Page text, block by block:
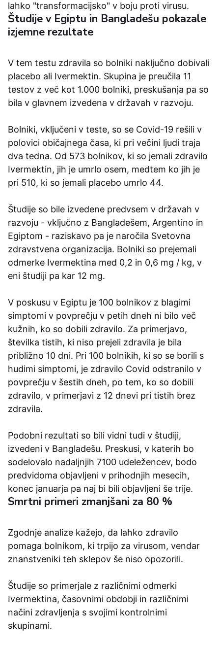
lahko "transformacijsko" v boju proti virusu.
Študije v Egiptu in Bangladešu pokazale
izjemne rezultate
V tem testu zdravila so bolniki naključno dobivali
placebo ali Ivermektin. Skupina je preučila 11
testov z več kot 1.000 bolniki, preskušanja pa so
bila v glavnem izvedena v državah v razvoju.
Bolniki, vključeni v teste, so se Covid-19 rešili v
polovici običajnega časa, ki pri večini ljudi traja
dva tedna. Od 573 bolnikov, ki so jemali zdravilo
Ivermektin, jih je umrlo osem, medtem ko jih je
pri 510, ki so jemali placebo umrlo 44.
Študije so bile izvedene predvsem v državah v
razvoju - vključno z Bangladešem, Argentino in
Egiptom - raziskavo pa je naročila Svetovna
zdravstvena organizacija. Bolniki so prejemali
odmerke Ivermektina med 0,2 in 0,6 mg / kg, v
eni študiji pa kar 12 mg.
V poskusu v Egiptu je 100 bolnikov z blagimi
simptomi v povprečju v petih dneh ni bilo več
kužnih, ko so dobili zdravilo. Za primerjavo,
številka tistih, ki niso prejeli zdravila je bila
približno 10 dni. Pri 100 bolnikih, ki so se borili s
hudimi simptomi, je zdravilo Covid odstranilo v
povprečju v šestih dneh, po tem, ko so dobili
zdravilo, v primerjavi z 12 dnevi pri tistih brez
zdravila.
Podobni rezultati so bili vidni tudi v študiji,
izvedeni v Bangladešu. Preskusi, v katerih bo
sodelovalo nadaljnjih 7100 udeležencev, bodo
predvidoma objavljeni v prihodnjih mesecih,
konec januarja pa naj bi bili objavljeni še trije.
Smrtni primeri zmanjšani za 80 %
Zgodnje analize kažejo, da lahko zdravilo
pomaga bolnikom, ki trpijo za virusom, vendar
znanstveniki teh sklepov še niso opozorili.
Študije so primerjale z različnimi odmerki
Ivermektina, časovnimi obdobji in različnimi
načini zdravljenja s svojimi kontrolnimi
skupinami.